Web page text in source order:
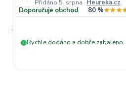
«
Přidáno 5. srpna · Heureka.cz
Doporučuje obchod 80 %
+ Rychle dodáno a dobře zabaleno.